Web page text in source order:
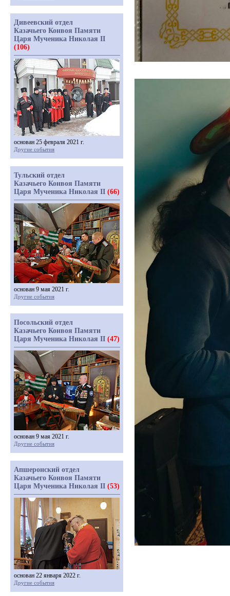
Дивеевский отдел
Казачьего Конвоя Памяти
Царя Мученика Николая II
(106)
основан 25 февраля 2021 г.
Другие события
Тульский отдел
Казачьего Конвоя Памяти
Царя Мученика Николая II (66)
основан 9 мая 2021 г.
Другие события
Посольский отдел
Казачьего Конвоя Памяти
Царя Мученика Николая II (47)
основан 9 мая 2021 г.
Другие события
Апшеронский отдел
Казачьего Конвоя Памяти
Царя Мученика Николая II (53)
основан 22 января 2022 г.
Другие события